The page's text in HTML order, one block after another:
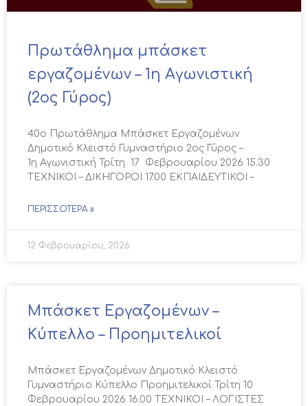
Πρωτάθλημα μπάσκετ
εργαζομένων – 1η Αγωνιστική
(2ος Γύρος)
40ο Πρωτάθλημα Μπάσκετ Εργαζομένων
Δημοτικό Κλειστό Γυμναστήριο 2ος Γύρος –
1η Αγωνιστική Τρίτη 17 Φεβρουαρίου 2026 15.30
ΤΕΧΝΙΚΟΙ – ΔΙΚΗΓΟΡΟΙ 17.00 ΕΚΠΑΙΔΕΥΤΙΚΟΙ –
ΠΕΡΙΣΣΌΤΕΡΑ »
12 Φεβρουαρίου, 2026
Μπάσκετ Εργαζομένων –
Κύπελλο – Προημιτελικοί
Μπάσκετ Εργαζομένων Δημοτικό Κλειστό
Γυμναστήριο Κύπελλο Προημιτελικοί Τρίτη 10
Φεβρουαρίου 2026 16.00 ΤΕΧΝΙΚΟΙ – ΛΟΓΙΣΤΕΣ